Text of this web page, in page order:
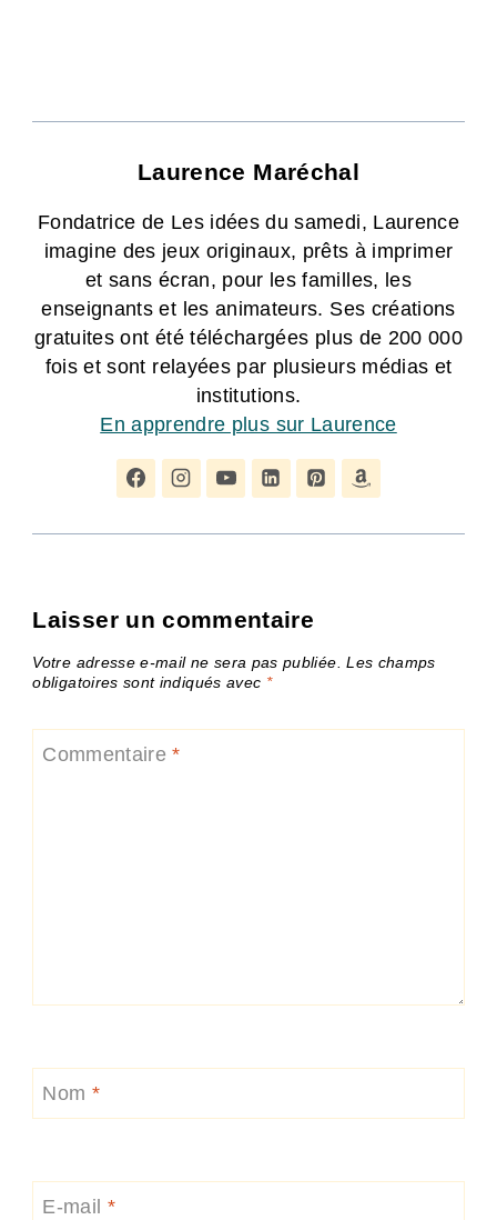
Laurence Maréchal
Fondatrice de Les idées du samedi, Laurence
imagine des jeux originaux, prêts à imprimer
et sans écran, pour les familles, les
enseignants et les animateurs. Ses créations
gratuites ont été téléchargées plus de 200 000
fois et sont relayées par plusieurs médias et
institutions.
En apprendre plus sur Laurence
Laisser un commentaire
Votre adresse e-mail ne sera pas publiée. Les champs
obligatoires sont indiqués avec *
Commentaire*
Nom *
E-mail *